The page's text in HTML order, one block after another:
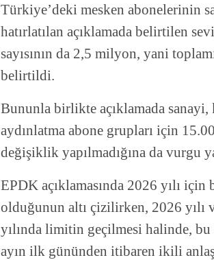
Türkiye’deki mesken abonelerinin
hatırlatılan açıklamada belirtilen
sayısının da 2,5 milyon, yani
belirtildi.
Bununla birlikte açıklamada
aydınlatma abone grupları için
değişiklik yapılmadığına da vurgu
EPDK açıklamasında 2026 yılı
olduğunun altı çizilirken, 2026 yılı
yılında limitin geçilmesi halinde,
ayın ilk gününden itibaren ikili